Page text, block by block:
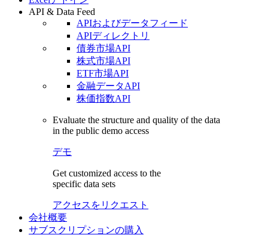
API & Data Feed
APIおよびデータフィード
APIディレクトリ
債券市場API
株式市場API
ETF市場API
金融データAPI
株価指数API
Evaluate the structure and quality of the data
in the public demo access
デモ
Get customized access to the
specific data sets
アクセスをリクエスト
会社概要
サブスクリプションの購入